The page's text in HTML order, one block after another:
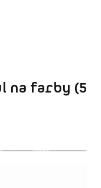
na farby (5